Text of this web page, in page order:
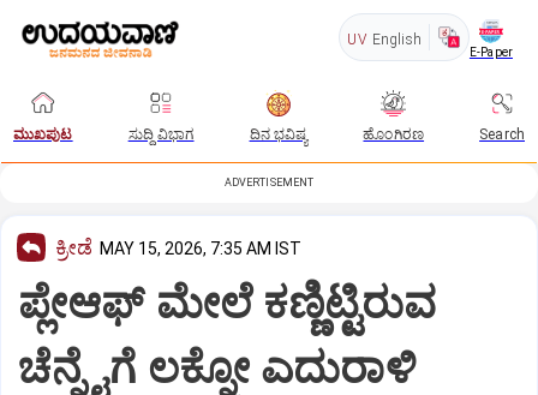
UV English
E-Paper
ಮುಖಪುಟ ಸುದ್ದಿ ವಿಭಾಗ ದಿನ ಭವಿಷ್ಯ ಹೊಂಗಿರಣ Search
ADVERTISEMENT
ಕ್ರೀಡೆ MAY 15, 2026, 7:35 AM IST
ಪ್ಲೇಆಫ್‌ ಮೇಲೆ ಕಣ್ಣಿಟ್ಟಿರುವ
ಚೆನ್ನೈಗೆ ಲಕ್ನೋ ಎದುರಾಳಿ